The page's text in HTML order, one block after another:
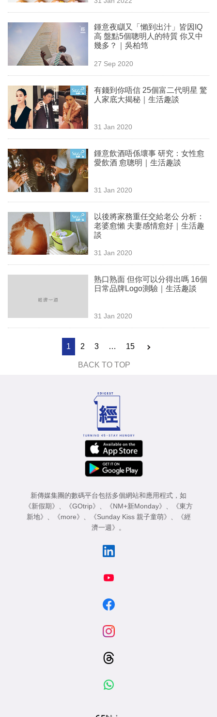
欄
訂
閱
區
鍾意夜瞓又「懶到出汁」皆因IQ
高 盤點5個聰明人的特質 你又中
幾多？｜吳柏筇
27 Sep 2020
有錢到你唔信 25個富二代明星 驚
人家底大揭秘｜生活趣談
31 Jan 2020
鍾意飲酒唔係壞事 研究：女性愈
愛飲酒 愈聰明｜生活趣談
31 Jan 2020
以後將家務重任交給老公 分析：
老婆愈懶 夫妻感情愈好｜生活趣
談
31 Jan 2020
熟口熟面 但你可以分得出嗎 16個
日常品牌Logo測驗｜生活趣談
31 Jan 2020
1 2 3 … 15
BACK TO TOP
新傳媒集團的數碼平台包括多個網站和應用程式，如
《新假期》 、 《GOtrip》 、 《NM+新Monday》 、
《東方
新地》 、 《more》 、 《Sunday Kiss 親子童萌》 、
《經
濟一週》 。